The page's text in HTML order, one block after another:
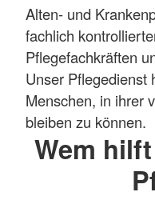
Alten- und
fachlich
Pflegefachkräften
Unser Pflegedienst
Menschen, in ihrer
bleiben zu können.
Wem